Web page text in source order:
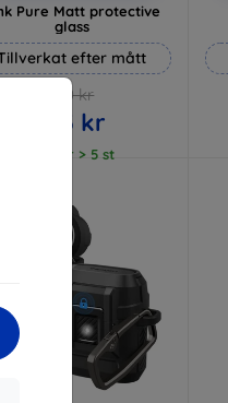
Pure Matt protective
glass
efter mått
170 kr
153 kr
I lager > 5 st